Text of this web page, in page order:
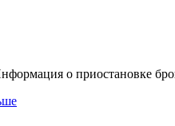
о приостановке